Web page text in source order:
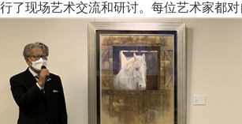
了现场艺术交流和研讨。每位艺术家都